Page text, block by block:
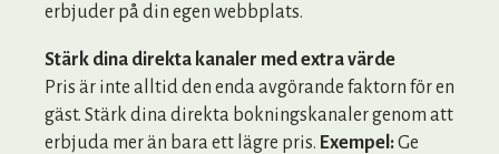
erbjuder på din egen webbplats.
Stärk dina direkta kanaler med extra värde
Pris är inte alltid den enda avgörande faktorn för en
gäst. Stärk dina direkta bokningskanaler genom att
erbjuda mer än bara ett lägre pris. Exempel:Ge